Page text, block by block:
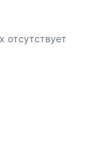
отсутствует